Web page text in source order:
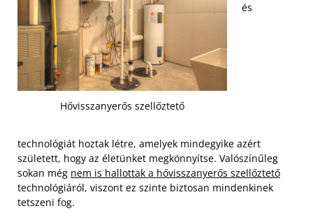
Hővisszanyerős szellőztető
és
technológiát hoztak létre, amelyek mindegyike azért
született, hogy az életünket megkönnyítse. Valószínűleg
sokan még nem is hallottak a hővisszanyerős szellőztető
technológiáról, viszont ez szinte biztosan mindenkinek
tetszeni fog.